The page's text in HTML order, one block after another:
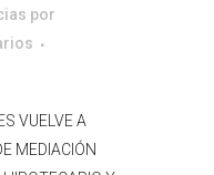
por
VUELVE A
MEDIACIÓN